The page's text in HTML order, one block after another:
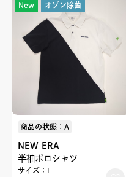
New オゾン除菌
商品の状態：A
NEW ERA
半袖ポロシャツ
サイズ：L